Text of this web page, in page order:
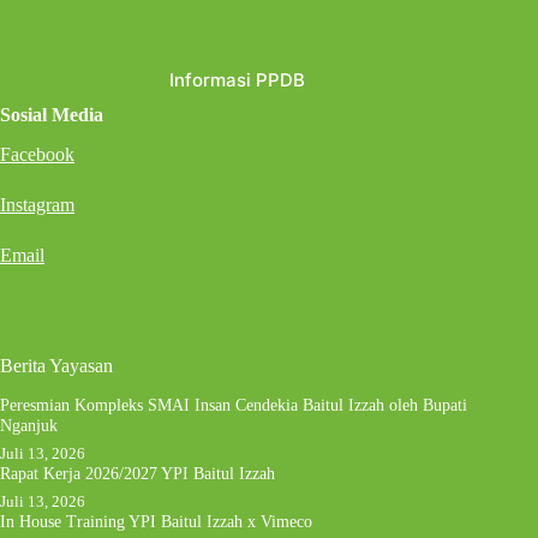
Informasi PPDB
Sosial Media
Facebook
Instagram
Email
Berita Yayasan
Peresmian Kompleks SMAI Insan Cendekia Baitul Izzah oleh Bupati
Nganjuk
Juli 13, 2026
Rapat Kerja 2026/2027 YPI Baitul Izzah
Juli 13, 2026
In House Training YPI Baitul Izzah x Vimeco